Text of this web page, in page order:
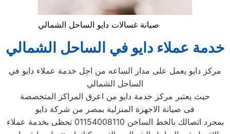
صيانة غسالات دايو الساحل الشمالي
خدمة عملاء دايو في الساحل الشمالي
مركز دايو يعمل على مدار الساعه من اجل خدمة عملاء دايو في
الساحل الشمالي
حيث يعتبر مركز خدمة دايو من اعرق المراكز المتخصصة
فى صيانة الاجهزة المنزلية بمصر من شركة دايو
بمجرد اتصالك بالخط الساخن 01154008110 تحظى بخدمة عملاء